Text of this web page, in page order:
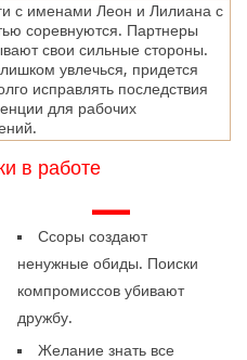
с именами Леон и Лилиана с
соревнуются. Партнеры
свои сильные стороны.
увлечься, придется
исправлять последствия
для рабочих
в работе
—
Ссоры создают
ненужные обиды. Поиски
компромиссов убивают
дружбу.
Желание знать все